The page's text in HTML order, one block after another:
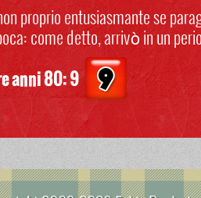
proprio entusiasmante se
come detto, arrivò in un
anni 80: 9